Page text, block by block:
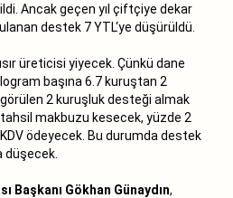
Ancak geçen yıl çiftçiye dekar
destek 7 YTL‘ye düşürüldü.
üreticisi yiyecek. Çünkü dane
başına 6.7 kuruştan 2
2 kuruşluk desteği almak
makbuzu kesecek, yüzde 2
ödeyecek. Bu durumda destek
düşecek.
Başkanı Gökhan Günaydın,